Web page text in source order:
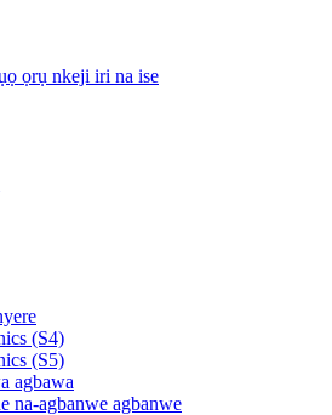
ọrụ nkeji iri na ise
(S4)
(S5)
agbawa
na-agbanwe agbanwe